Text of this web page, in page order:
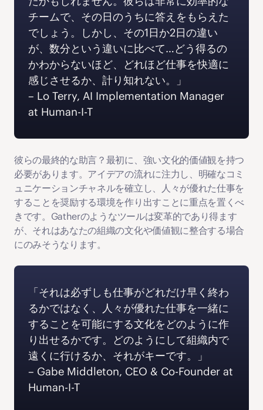
チームで、その日のうちに答えをもらえた
でしょう。しかし、その1日か2日の違い
が、数分という違いに比べて…どう得るの
かわからないほど、どれほど仕事を快適に
感じさせるか、計り知れない。」
‍– Lo Terry, AI Implementation Manager
at Human-I-T
彼らの最終的な助言？最初に、強い文化的価値観を持つ
必要があります。アイデアの流れに注力し、明確なコミ
ュニケーションチャネルを確立し、人々が優れた仕事を
することを奨励する環境を作り出すことに重点を置くべ
きです。Gatherのようなツールは変革的であり得ます
が、それはあなたの組織の文化や価値観に整合する場合
にのみそうなります。
「それは必ずしも仕事がどれだけ早く終わ
るかではなく、人々が優れた仕事を一緒に
することを可能にする文化をどのように作
り出せるかです。どのようにして組織内で
遠くに行けるか、それがキーです。」
‍– Gabe Middleton, CEO & Co-Founder at
Human-I-T